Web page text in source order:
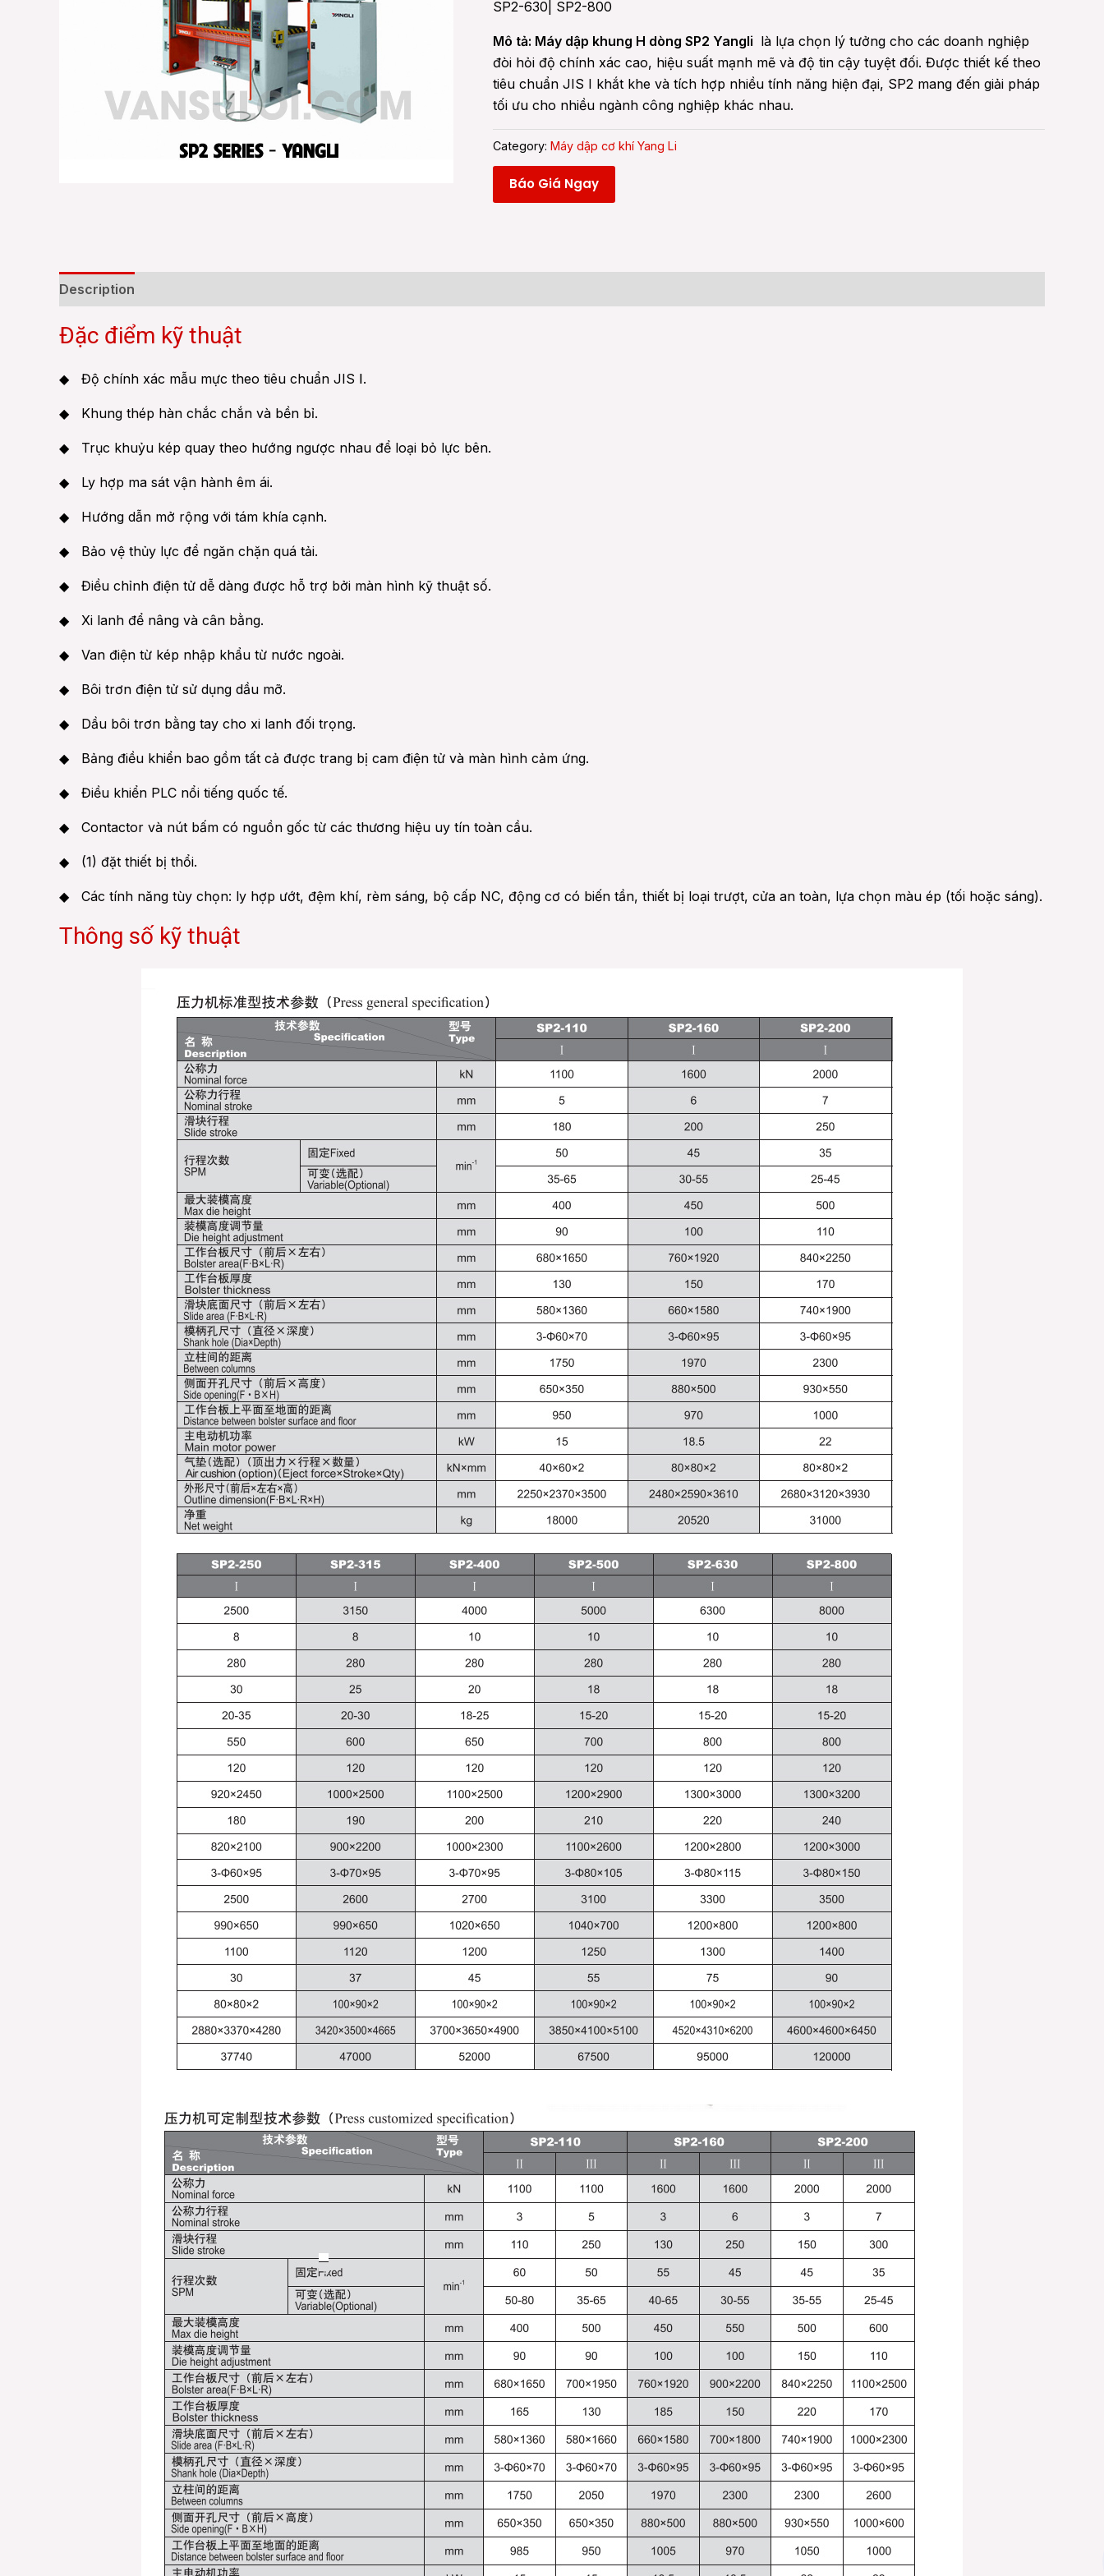
SP2-630| SP2-800
Mô tả: Máy dập khung H dòng SP2 Yangli là lựa chọn lý tưởng cho các doanh nghiệp
đòi hỏi độ chính xác cao, hiệu suất mạnh mẽ và độ tin cậy tuyệt đối. Được thiết kế theo
tiêu chuẩn JIS I khắt khe và tích hợp nhiều tính năng hiện đại, SP2 mang đến giải pháp
tối ưu cho nhiều ngành công nghiệp khác nhau.
Category: Máy dập cơ khí Yang Li
Báo Giá Ngay
Description
Đặc điểm kỹ thuật
◆ Độ chính xác mẫu mực theo tiêu chuẩn JIS Ⅰ.
◆ Khung thép hàn chắc chắn và bền bỉ.
◆ Trục khuỷu kép quay theo hướng ngược nhau để loại bỏ lực bên.
◆ Ly hợp ma sát vận hành êm ái.
◆ Hướng dẫn mở rộng với tám khía cạnh.
◆ Bảo vệ thủy lực để ngăn chặn quá tải.
◆ Điều chỉnh điện tử dễ dàng được hỗ trợ bởi màn hình kỹ thuật số.
◆ Xi lanh để nâng và cân bằng.
◆ Van điện từ kép nhập khẩu từ nước ngoài.
◆ Bôi trơn điện tử sử dụng dầu mỡ.
◆ Dầu bôi trơn bằng tay cho xi lanh đối trọng.
◆ Bảng điều khiển bao gồm tất cả được trang bị cam điện tử và màn hình cảm ứng.
◆ Điều khiển PLC nổi tiếng quốc tế.
◆ Contactor và nút bấm có nguồn gốc từ các thương hiệu uy tín toàn cầu.
◆ (1) đặt thiết bị thổi.
◆ Các tính năng tùy chọn: ly hợp ướt, đệm khí, rèm sáng, bộ cấp NC, động cơ có biến tần, thiết bị loại trượt, cửa an toàn, lựa chọn màu ép (tối hoặc sáng).
Thông số kỹ thuật